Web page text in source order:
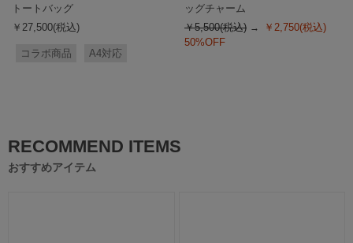
トートバッグ
￥27,500(税込)
コラボ商品 A4対応
ッグチャーム
￥5,500(税込)
￥2,750(税込)
50%OFF
RECOMMEND ITEMS
おすすめアイテム